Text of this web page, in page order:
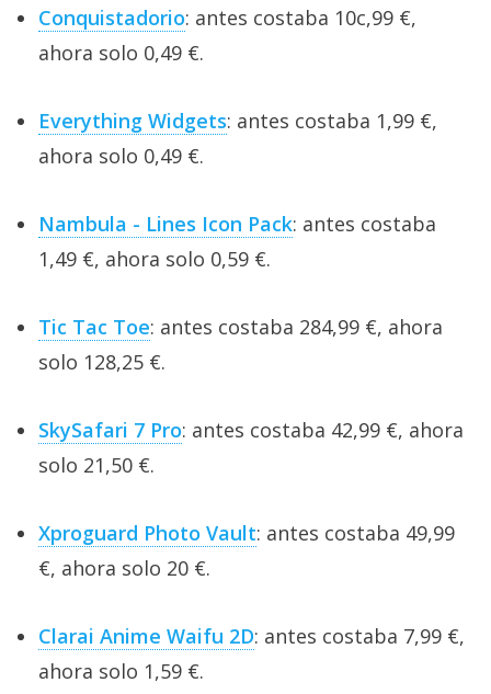
Conquistadorio: antes costaba 10c,99 €,
ahora solo 0,49 €.
Everything Widgets: antes costaba 1,99 €,
ahora solo 0,49 €.
Nambula - Lines Icon Pack: antes costaba
1,49 €, ahora solo 0,59 €.
Tic Tac Toe: antes costaba 284,99 €, ahora
solo 128,25 €.
SkySafari 7 Pro: antes costaba 42,99 €, ahora
solo 21,50 €.
Xproguard Photo Vault: antes costaba 49,99
€, ahora solo 20 €.
Clarai Anime Waifu 2D: antes costaba 7,99 €,
ahora solo 1,59 €.